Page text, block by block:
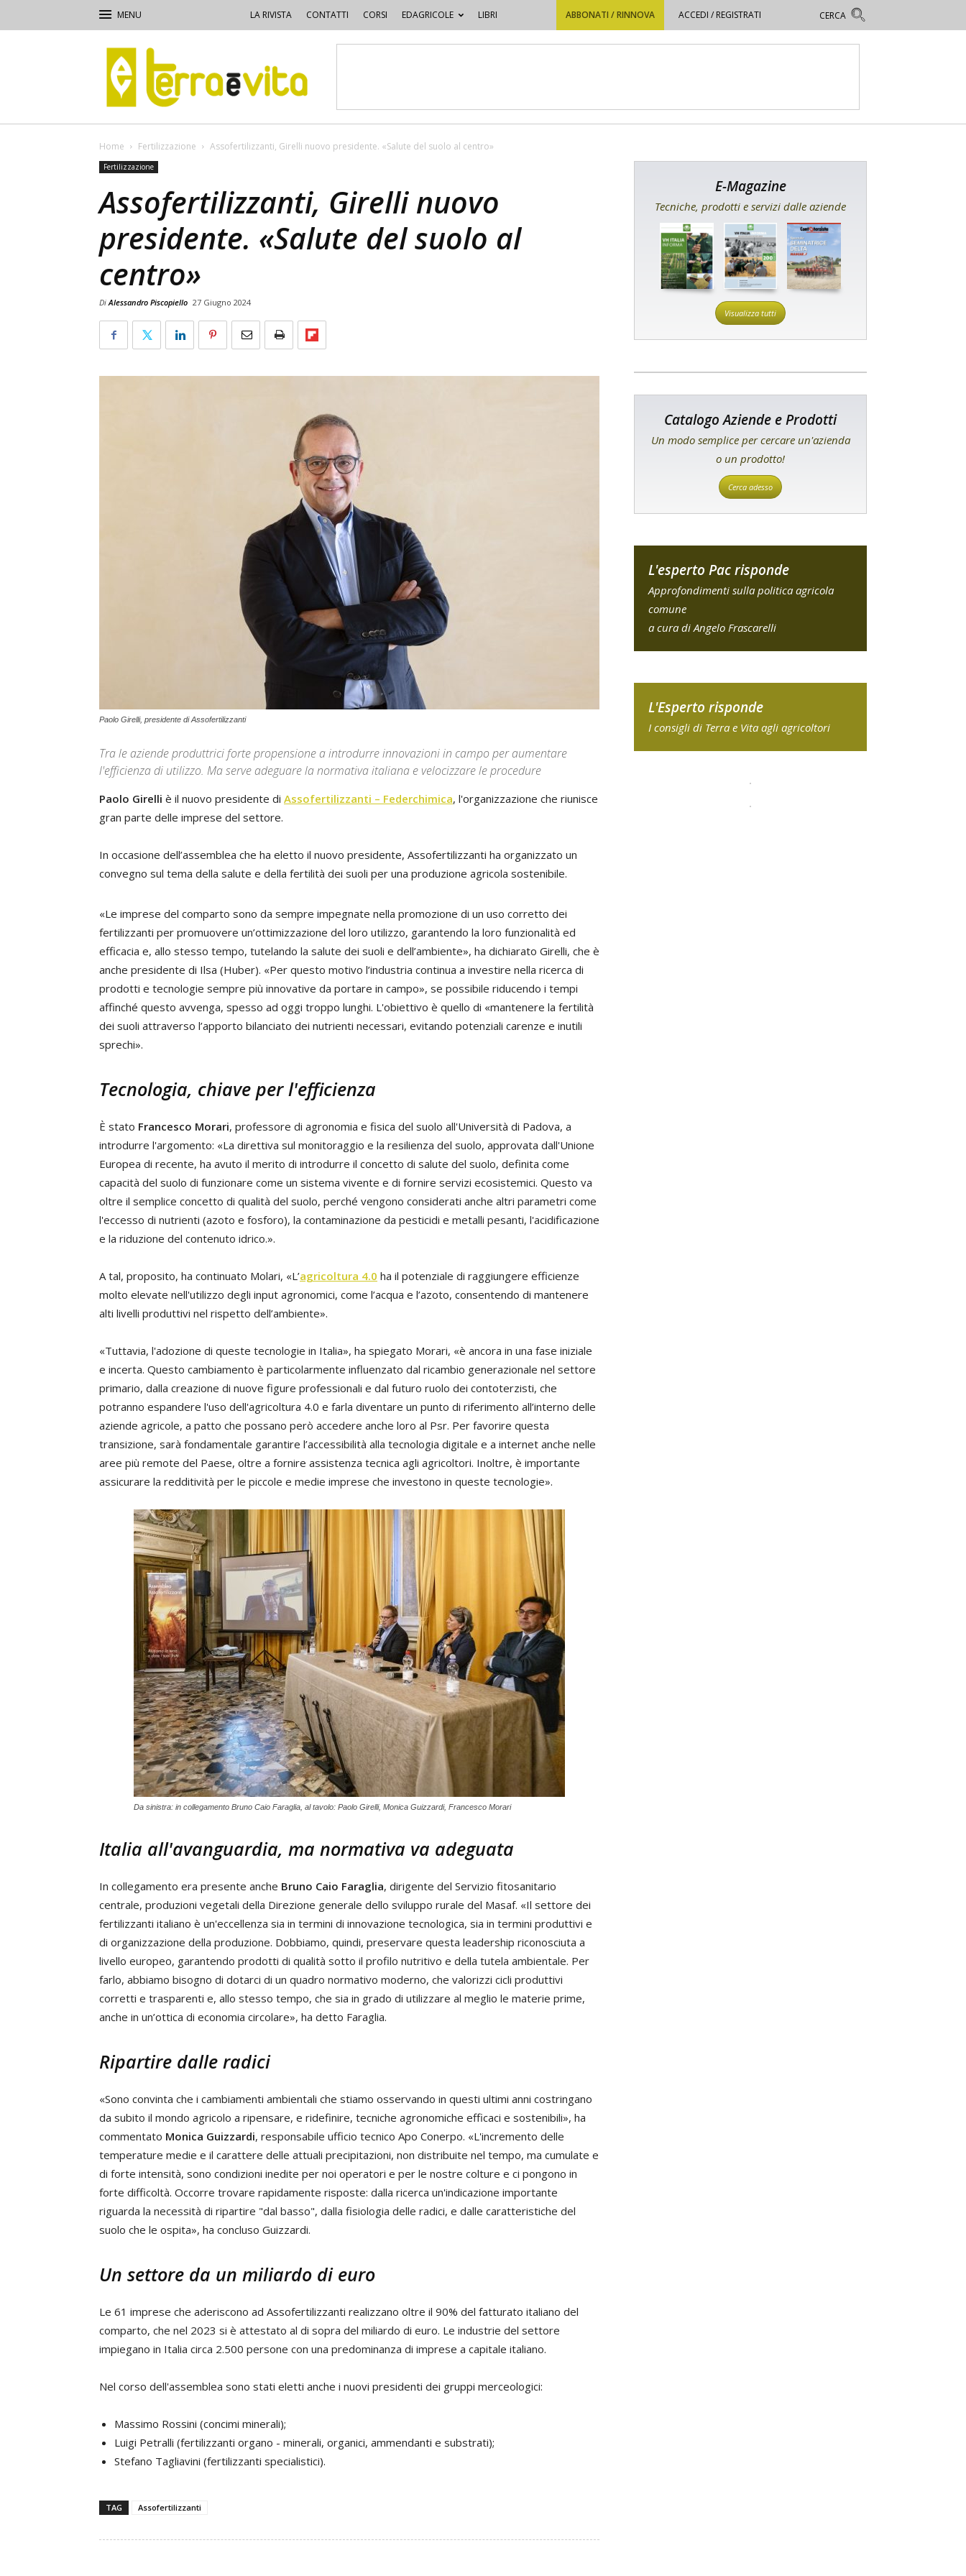
LA RIVISTA CONTATTI CORSI EDAGRICOLE LIBRI ABBONATI / RINNOVA ACCEDI / REGISTRATI
Terra
e
Vita
Home Fertilizzazione Assofertilizzanti, Girelli nuovo presidente. «Salute del suolo al centro»
Fertilizzazione
Assofertilizzanti, Girelli nuovo
presidente. «Salute del suolo al
centro»
DiAlessandro Piscopiello 27 Giugno 2024
Paolo Girelli, presidente di Assofertilizzanti
Tra le aziende produttrici forte propensione a introdurre innovazioni in campo per aumentare
l'efficienza di utilizzo. Ma serve adeguare la normativa italiana e velocizzare le procedure
Paolo Girelli è il nuovo presidente di Assofertilizzanti – Federchimica, l'organizzazione che riunisce
gran parte delle imprese del settore.
In occasione dell’assemblea che ha eletto il nuovo presidente, Assofertilizzanti ha organizzato un
convegno sul tema della salute e della fertilità dei suoli per una produzione agricola sostenibile.
«Le imprese del comparto sono da sempre impegnate nella promozione di un uso corretto dei
fertilizzanti per promuovere un’ottimizzazione del loro utilizzo, garantendo la loro funzionalità ed
efficacia e, allo stesso tempo, tutelando la salute dei suoli e dell’ambiente», ha dichiarato Girelli, che è
anche presidente di Ilsa (Huber). «Per questo motivo l’industria continua a investire nella ricerca di
prodotti e tecnologie sempre più innovative da portare in campo», se possibile riducendo i tempi
affinché questo avvenga, spesso ad oggi troppo lunghi. L'obiettivo è quello di «mantenere la fertilità
dei suoli attraverso l’apporto bilanciato dei nutrienti necessari, evitando potenziali carenze e inutili
sprechi».
Tecnologia, chiave per l'efficienza
È stato Francesco Morari, professore di agronomia e fisica del suolo all'Università di Padova, a
introdurre l'argomento: «La direttiva sul monitoraggio e la resilienza del suolo, approvata dall'Unione
Europea di recente, ha avuto il merito di introdurre il concetto di salute del suolo, definita come
capacità del suolo di funzionare come un sistema vivente e di fornire servizi ecosistemici. Questo va
oltre il semplice concetto di qualità del suolo, perché vengono considerati anche altri parametri come
l'eccesso di nutrienti (azoto e fosforo), la contaminazione da pesticidi e metalli pesanti, l'acidificazione
e la riduzione del contenuto idrico.».
A tal, proposito, ha continuato Molari, «L’agricoltura 4.0 ha il potenziale di raggiungere efficienze
molto elevate nell'utilizzo degli input agronomici, come l’acqua e l’azoto, consentendo di mantenere
alti livelli produttivi nel rispetto dell’ambiente».
«Tuttavia, l'adozione di queste tecnologie in Italia», ha spiegato Morari, «è ancora in una fase iniziale
e incerta. Questo cambiamento è particolarmente influenzato dal ricambio generazionale nel settore
primario, dalla creazione di nuove figure professionali e dal futuro ruolo dei contoterzisti, che
potranno espandere l'uso dell'agricoltura 4.0 e farla diventare un punto di riferimento all’interno delle
aziende agricole, a patto che possano però accedere anche loro al Psr. Per favorire questa
transizione, sarà fondamentale garantire l’accessibilità alla tecnologia digitale e a internet anche nelle
aree più remote del Paese, oltre a fornire assistenza tecnica agli agricoltori. Inoltre, è importante
assicurare la redditività per le piccole e medie imprese che investono in queste tecnologie».
Da sinistra: in collegamento Bruno Caio Faraglia, al tavolo: Paolo Girelli, Monica Guizzardi, Francesco Morari
Italia all'avanguardia, ma normativa va adeguata
In collegamento era presente anche Bruno Caio Faraglia, dirigente del Servizio fitosanitario
centrale, produzioni vegetali della Direzione generale dello sviluppo rurale del Masaf. «Il settore dei
fertilizzanti italiano è un'eccellenza sia in termini di innovazione tecnologica, sia in termini produttivi e
di organizzazione della produzione. Dobbiamo, quindi, preservare questa leadership riconosciuta a
livello europeo, garantendo prodotti di qualità sotto il profilo nutritivo e della tutela ambientale. Per
farlo, abbiamo bisogno di dotarci di un quadro normativo moderno, che valorizzi cicli produttivi
corretti e trasparenti e, allo stesso tempo, che sia in grado di utilizzare al meglio le materie prime,
anche in un’ottica di economia circolare», ha detto Faraglia.
Ripartire dalle radici
«Sono convinta che i cambiamenti ambientali che stiamo osservando in questi ultimi anni costringano
da subito il mondo agricolo a ripensare, e ridefinire, tecniche agronomiche efficaci e sostenibili», ha
commentato Monica Guizzardi, responsabile ufficio tecnico Apo Conerpo. «L'incremento delle
temperature medie e il carattere delle attuali precipitazioni, non distribuite nel tempo, ma cumulate e
di forte intensità, sono condizioni inedite per noi operatori e per le nostre colture e ci pongono in
forte difficoltà. Occorre trovare rapidamente risposte: dalla ricerca un'indicazione importante
riguarda la necessità di ripartire "dal basso", dalla fisiologia delle radici, e dalle caratteristiche del
suolo che le ospita», ha concluso Guizzardi.
Un settore da un miliardo di euro
Le 61 imprese che aderiscono ad Assofertilizzanti realizzano oltre il 90% del fatturato italiano del
comparto, che nel 2023 si è attestato al di sopra del miliardo di euro. Le industrie del settore
impiegano in Italia circa 2.500 persone con una predominanza di imprese a capitale italiano.
Nel corso dell'assemblea sono stati eletti anche i nuovi presidenti dei gruppi merceologici:
Massimo Rossini (concimi minerali);
Luigi Petralli (fertilizzanti organo - minerali, organici, ammendanti e substrati);
Stefano Tagliavini (fertilizzanti specialistici).
TAG Assofertilizzanti
E-Magazine
Tecniche, prodotti e servizi dalle aziende
Visualizza tutti
Catalogo Aziende e Prodotti
Un modo semplice per cercare un'azienda
o un prodotto!
Cerca adesso
L'esperto Pac risponde
Approfondimenti sulla politica agricola
comune
a cura di Angelo Frascarelli
L'Esperto risponde
I consigli di Terra e Vita agli agricoltori